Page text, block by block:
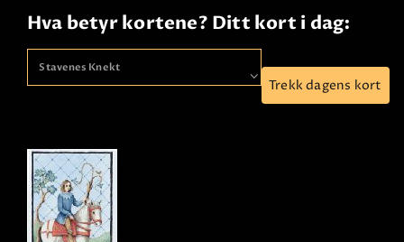
Hva betyr kortene? Ditt kort i dag:
Trekk dagens kort